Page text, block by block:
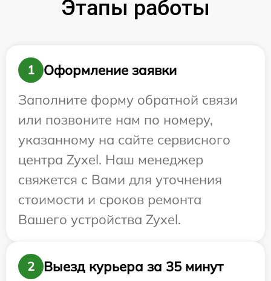
Этапы работы
1
Оформление заявки
Заполните форму обратной связи
или позвоните нам по номеру,
указанному на сайте сервисного
центра Zyxel. Наш менеджер
свяжется с Вами для уточнения
стоимости и сроков ремонта
Вашего устройства Zyxel.
2
Выезд курьера за 35 минут